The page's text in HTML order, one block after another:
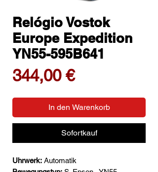
Relógio Vostok
Europe Expedition
YN55-595B641
344,00 €Preis
In den Warenkorb
Sofortkauf
Uhrwerk: Automatik